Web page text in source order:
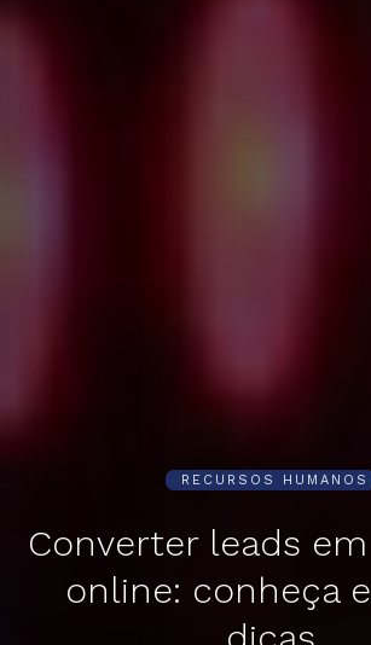
RECURSOS HUMANOS
Converter leads
online: conheça